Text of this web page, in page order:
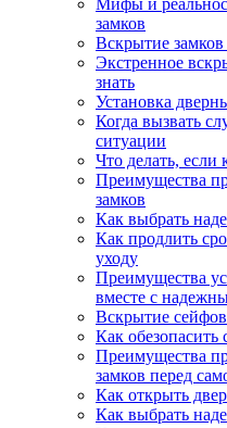
Мифы и
замков
Вскрытие
Экстренное
знать
Установка
Когда вызвать
ситуации
Что делать, если
Преимущества
замков
Как выбрать
Как продлить
уходу
Преимущества
вместе с
Вскрытие
Как обезопасить
Преимущества
замков перед
Как открыть
Как выбрать